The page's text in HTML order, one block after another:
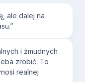
ale dalej na
i żmudnych
zrobić. To
realnej